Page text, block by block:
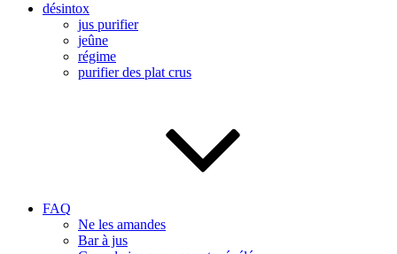
désintox
jus purifier
jeûne
régime
purifier des plat crus
FAQ
Ne les amandes
Bar à jus